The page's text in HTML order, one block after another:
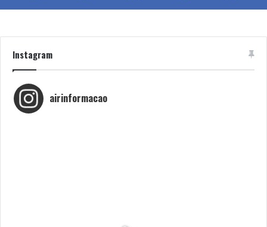
Instagram
airinformacao